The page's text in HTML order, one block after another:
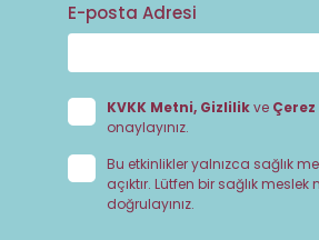
E-posta Adresi
KVKK Metni, Gizlilikve Çerez
onaylayınız.
Bu etkinlikler yalnızca sağlık
açıktır. Lütfen bir sağlık
doğrulayınız.